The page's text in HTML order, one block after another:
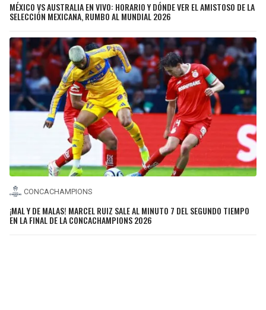
MÉXICO VS AUSTRALIA EN VIVO: HORARIO Y DÓNDE VER EL AMISTOSO DE LA
SELECCIÓN MEXICANA, RUMBO AL MUNDIAL 2026
CONCACHAMPIONS
¡MAL Y DE MALAS! MARCEL RUIZ SALE AL MINUTO 7 DEL SEGUNDO TIEMPO
EN LA FINAL DE LA CONCACHAMPIONS 2026